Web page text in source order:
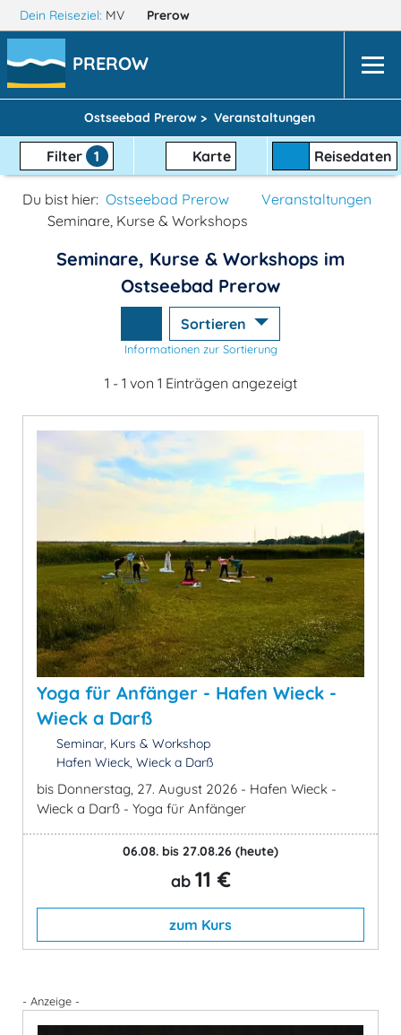
Dein Reiseziel: MV Prerow
PREROW
Ostseebad Prerow > Veranstaltungen
Filter 1 Karte Reisedaten
Du bist hier: Ostseebad Prerow
Veranstaltungen
Seminare, Kurse & Workshops
Seminare, Kurse & Workshops im
Ostseebad Prerow
Sortieren
Informationen zur Sortierung
1 - 1 von 1 Einträgen angezeigt
Yoga für Anfänger - Hafen Wieck -
Wieck a Darß
Seminar, Kurs & Workshop
Hafen Wieck, Wieck a Darß
bis Donnerstag, 27. August 2026 - Hafen Wieck -
Wieck a Darß - Yoga für Anfänger
06.08. bis 27.08.26 (heute)
ab 11 €
zum Kurs
- Anzeige -